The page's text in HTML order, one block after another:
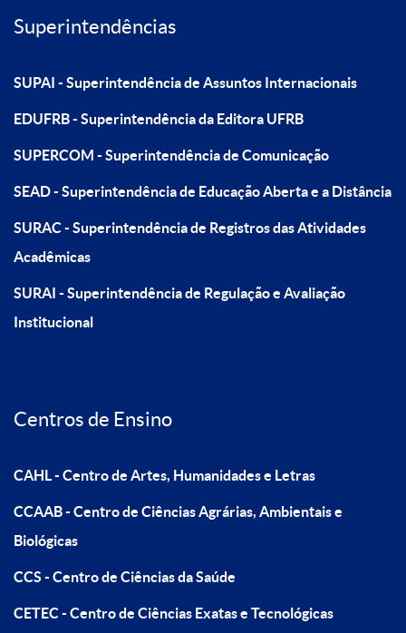
Superintendências
SUPAI - Superintendência de Assuntos Internacionais
EDUFRB - Superintendência da Editora UFRB
SUPERCOM - Superintendência de Comunicação
SEAD - Superintendência de Educação Aberta e a Distância
SURAC - Superintendência de Registros das Atividades
Acadêmicas
SURAI - Superintendência de Regulação e Avaliação
Institucional
Centros de Ensino
CAHL - Centro de Artes, Humanidades e Letras
CCAAB - Centro de Ciências Agrárias, Ambientais e
Biológicas
CCS - Centro de Ciências da Saúde
CETEC - Centro de Ciências Exatas e Tecnológicas